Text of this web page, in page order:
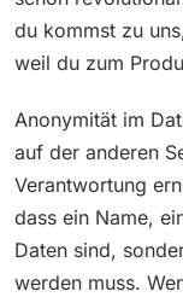
du kommst zu
weil du zum
Anonymität im
auf der anderen
Verantwortung
dass ein Name,
Daten sind,
werden muss.